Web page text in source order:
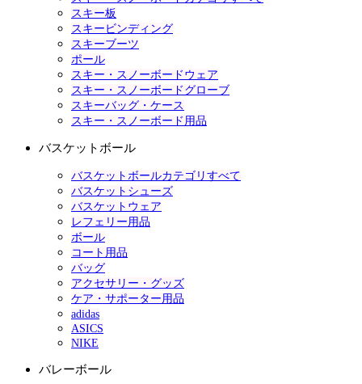
スキー板
スキービンディング
スキーブーツ
ポール
スキー・スノーボードウェア
スキー・スノーボードグローブ
スキーバッグ・ケース
スキー・スノーボード用品
バスケットボール
バスケットボールカテゴリすべて
バスケットシューズ
バスケットウェア
レフェリー用品
ボール
コート用品
バッグ
アクセサリー・グッズ
ケア・サポーター用品
adidas
ASICS
NIKE
バレーボール